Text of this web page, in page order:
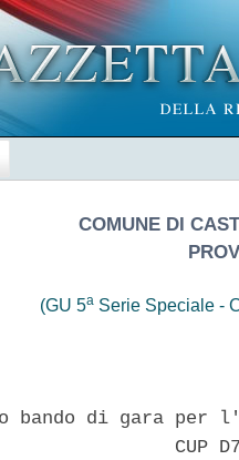
COMUNE DI
(GU 5a Serie Speciale -
bando di gara per
CUP